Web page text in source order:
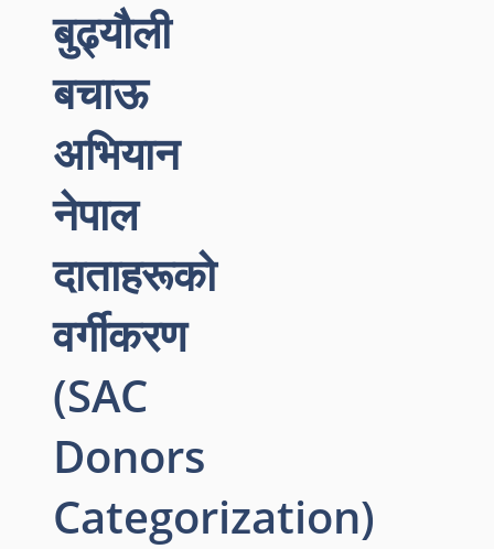
बुढ्यौली
बचाऊ
अभियान
नेपाल
दाताहरूको
वर्गीकरण
(SAC
Donors
Categorization)